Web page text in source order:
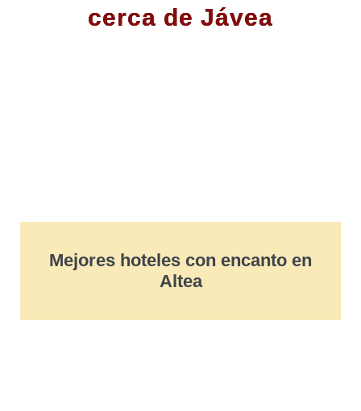
cerca de Jávea
Mejores hoteles con encanto en
Altea